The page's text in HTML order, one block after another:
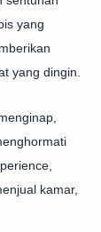
yang
yang dingin.
kamar,